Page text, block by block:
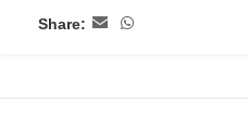
Share: